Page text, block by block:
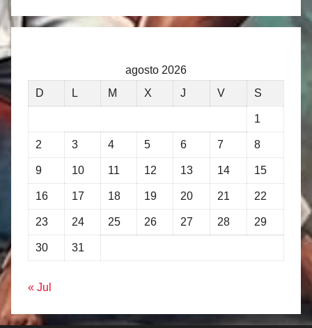
agosto 2026
D
L M X J V S
1
2 3 4 5 6 7 8
9 10 11 12 13 14 15
16 17 18 19 20 21 22
23 24 25 26 27 28 29
30 31
« Jul